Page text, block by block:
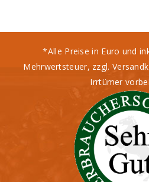
*Alle Preise in Euro und
Mehrwertsteuer, zzgl.
Irrtümer